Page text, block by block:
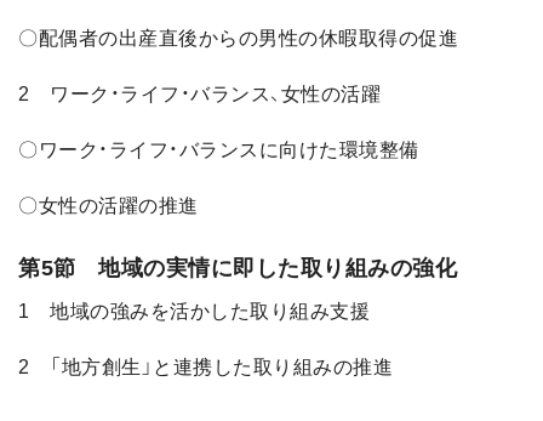
〇配偶者の出産直後からの男性の休暇取得の促進
2 ワーク・ライフ・バランス、女性の活躍
〇ワーク・ライフ・バランスに向けた環境整備
〇女性の活躍の推進
第5節 地域の実情に即した取り組みの強化
1 地域の強みを活かした取り組み支援
2 「地方創生」と連携した取り組みの推進